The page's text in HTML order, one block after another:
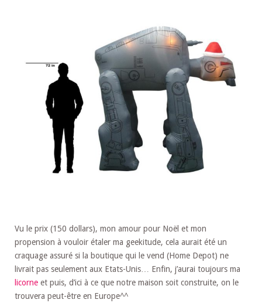
Vu le prix (150 dollars), mon amour pour Noël et mon
propension à vouloir étaler ma geekitude, cela aurait été un
craquage assuré si la boutique qui le vend (Home Depot) ne
livrait pas seulement aux Etats-Unis… Enfin, j’aurai toujours ma
licorne et puis, d’ici à ce que notre maison soit construite, on le
trouvera peut-être en Europe^^